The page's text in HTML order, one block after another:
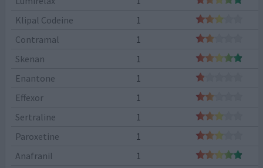
Klipal Codeine
1
Contramal
1
Skenan
1
Enantone
1
Effexor
1
Sertraline
1
Paroxetine
1
Anafranil
1